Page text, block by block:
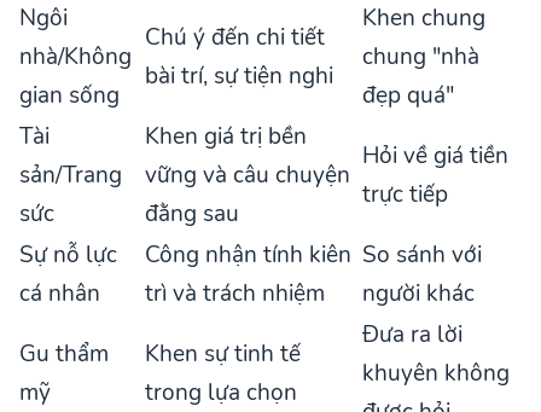
Ngôi
nhà/Không
gian sống
Chú ý đến chi tiết
bài trí, sự tiện nghi
Khen chung
chung "nhà
đẹp quá"
Tài
sản/Trang
sức
Khen giá trị bền
vững và câu chuyện
đằng sau
Hỏi về giá tiền
trực tiếp
Sự nỗ lực
cá nhân
Công nhận tính kiên
trì và trách nhiệm
So sánh với
người khác
Gu thẩm
mỹ
Khen sự tinh tế
trong lựa chọn
Đưa ra lời
khuyên không